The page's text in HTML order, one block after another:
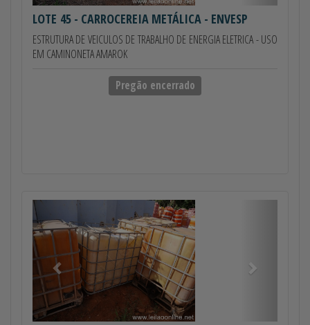
LOTE 45 - CARROCEREIA METÁLICA - ENVESP
ESTRUTURA DE VEICULOS DE TRABALHO DE ENERGIA ELETRICA - USO
EM CAMINONETA AMAROK
Pregão encerrado
Anterior